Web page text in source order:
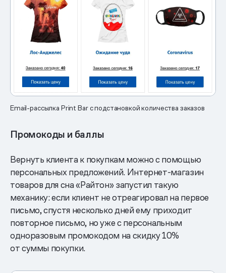
Email-рассылка Print Bar с подстановкой количества заказов
Промокоды и баллы
Вернуть клиента к покупкам можно с помощью
персональных предложений. Интернет-магазин
товаров для сна «Райтон» запустил такую
механику: если клиент не отреагировал на первое
письмо, спустя несколько дней ему приходит
повторное письмо, но уже с персональным
одноразовым промокодом на скидку 10%
от суммы покупки.